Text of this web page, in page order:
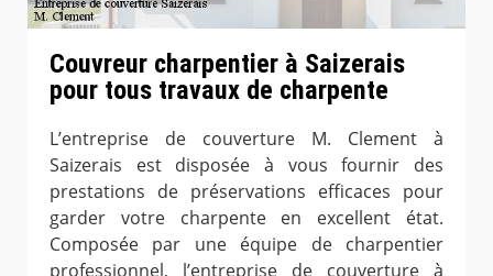
Couvreur charpentier à Saizerais
pour tous travaux de charpente
L’entreprise de couverture M. Clement à
Saizerais est disposée à vous fournir des
prestations de préservations efficaces pour
garder votre charpente en excellent état.
Composée par une équipe de charpentier
professionnel, l’entreprise de couverture à